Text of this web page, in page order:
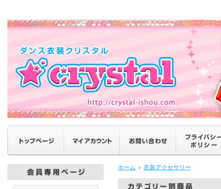
ホーム ＞ 衣装アクセサリー